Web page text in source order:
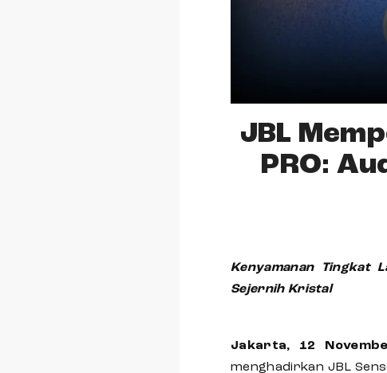
JBL
PRO:
Kenyamanan Tingkat
Sejernih Kristal
Jakarta, 12
menghadirkan JBL